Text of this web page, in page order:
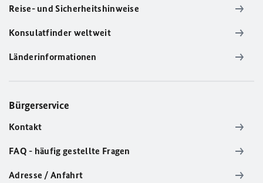
Reise- und Sicherheitshinweise
Konsulatfinder weltweit
Länderinformationen
Bürgerservice
Kontakt
FAQ - häufig gestellte Fragen
Adresse / Anfahrt